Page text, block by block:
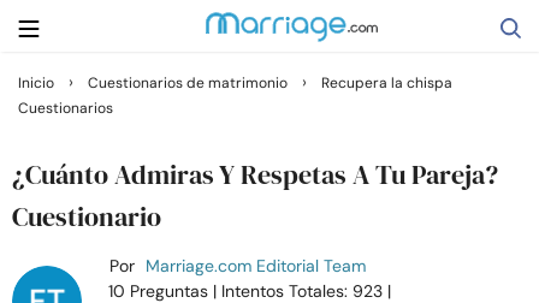
Buscar
Casarse
Relaciones
Inicio › Cuestionarios de matrimonio ›
Recupera la chispa
Cuestionarios
¿Cuánto Admiras Y Respetas A Tu Pareja?
Cuestionario
Por Marriage.com Editorial Team
10 Preguntas | Intentos Totales: 923 |